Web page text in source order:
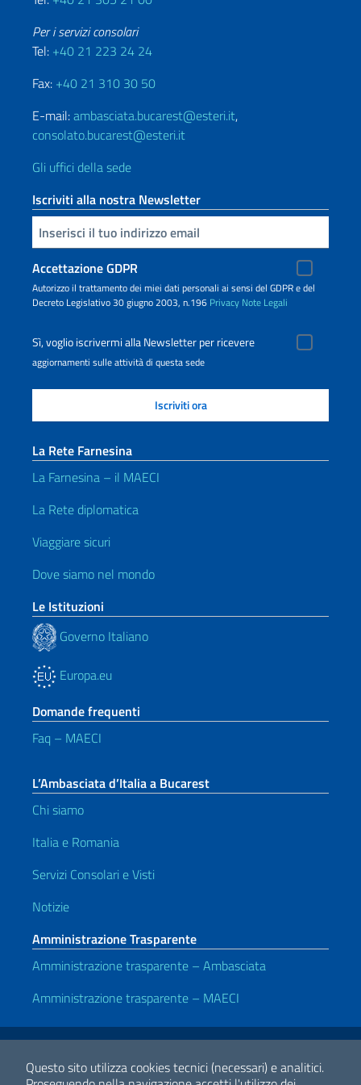
Questo sito utilizza cookies tecnici (necessari) e analitici.
Per i servizi consolari
Tel: +40 21 223 24 24
Fax: +40 21 310 30 50
E-mail:ambasciata.bucarest@esteri.it,
consolato.bucarest@esteri.it
Gli uffici della sede
Iscriviti alla nostra Newsletter
Inserisci la tua email
Accettazione GDPR
Autorizzo il trattamento dei miei dati personali ai sensi del GDPR e del
Decreto Legislativo 30 giugno 2003, n.196 Privacy Note Legali
Sì, voglio iscrivermi alla Newsletter per ricevere
aggiornamenti sulle attività di questa sede
La Rete Farnesina
La Farnesina – il MAECI
La Rete diplomatica
Viaggiare sicuri
Dove siamo nel mondo
Le Istituzioni
Governo Italiano
Europa.eu
Domande frequenti
Faq – MAECI
L’Ambasciata d’Italia a Bucarest
Chi siamo
Italia e Romania
Servizi Consolari e Visti
Notizie
Amministrazione Trasparente
Amministrazione trasparente – Ambasciata
Amministrazione trasparente – MAECI
Link Utili